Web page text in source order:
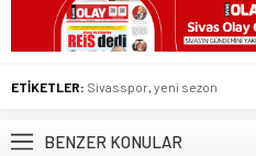
ETİKETLER: Sivasspor yeni sezon
BENZER KONULAR